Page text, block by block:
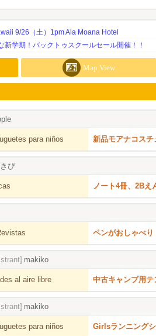
9/26（土）1pm Ala Moana Hotel
新学期！バックトゥスクールセール開催！！
Map View
para niños 新品モアナコスチ
きび
ノート4冊、2Bえ
ペンがおしゃべ
makiko
al aire libre 中古キャンプ用テ
makiko
para niños Girlsランニング